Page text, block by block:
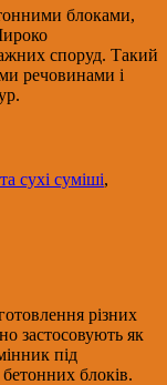
блоками,
споруд. Такий
речовинами і
сухі суміші,
різних
застосовують як
під
блоків.